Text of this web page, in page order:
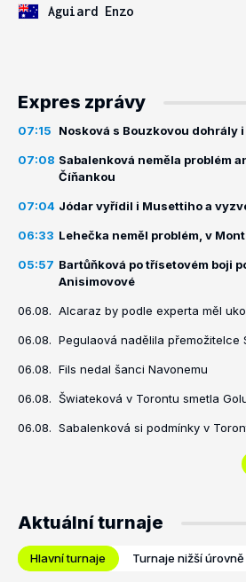
Aguiard Enzo
Expres zprávy
07:15 Nosková s Bouzkovou dohrály
07:08 Sabalenková neměla problém
Číňankou
07:04 Jódar vyřídil i Musettiho a
06:33 Lehečka neměl problém, v
05:57 Bartůňková po třísetovém boji
Anisimovové
06.08. Alcaraz by podle experta měl
06.08. Pegulaová nadělila přemožitelce
06.08. Fils nedal šanci Navonemu
06.08. Šwiateková v Torontu smetla
06.08. Sabalenková si podmínky v
Aktuální turnaje
Hlavní turnaje Turnaje nižší úrovně